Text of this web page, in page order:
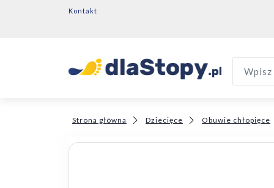
Kontakt
Strona główna Dziecięce Obuwie chłopięce